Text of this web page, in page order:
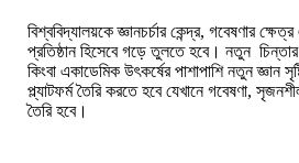
বিশ্ববিদ্যালয়কে জ্ঞানচর্চার কেন্দ্র, গবেষণার
প্রতিষ্ঠান হিসেবে গড়ে তুলতে হবে। নতুন
কিংবা একাডেমিক উৎকর্ষের পাশাপাশি নতুন জ্ঞান
প্ল্যাটফর্ম তৈরি করতে হবে যেখানে গবেষণা,
তৈরি হবে।